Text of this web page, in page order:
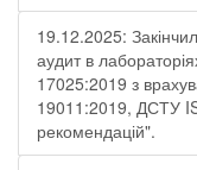
19.12.2025:
аудит в
17025:2019 з
19011:2019, ДСТУ
рекомендацій".